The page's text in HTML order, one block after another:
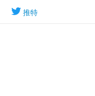
推特